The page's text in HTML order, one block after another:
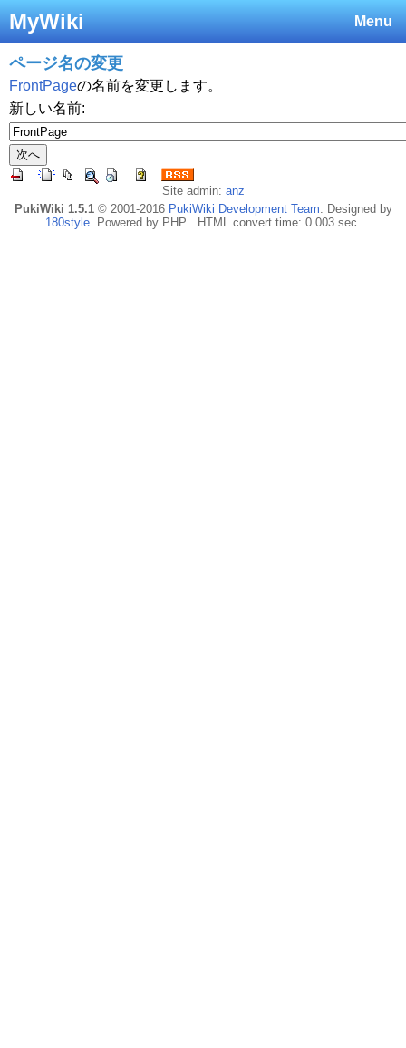
Menu
MyWiki
ページ名の変更
FrontPageの名前を変更します。
新しい名前:
Site admin: anz
PukiWiki 1.5.1© 2001-2016 PukiWiki Development Team. Designed by
180style. Powered by PHP . HTML convert time: 0.003 sec.